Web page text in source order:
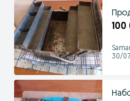
100
30/